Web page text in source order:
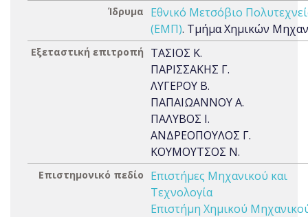
Ίδρυμα
Εθνικό Μετσόβιο
(ΕΜΠ). Τμήμα Χημικών
Εξεταστική επιτροπή
ΤΑΣΙΟΣ Κ.
ΠΑΡΙΣΣΑΚΗΣ Γ.
ΛΥΓΕΡΟΥ Β.
ΠΑΠΑΙΩΑΝΝΟΥ Α.
ΠΑΛΥΒΟΣ Ι.
ΑΝΔΡΕΟΠΟΥΛΟΣ Γ.
ΚΟΥΜΟΥΤΣΟΣ Ν.
Επιστημονικό πεδίο
Επιστήμες Μηχανικού και
Τεχνολογία
Επιστήμη Χημικού